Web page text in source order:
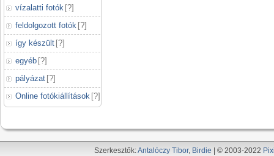
vízalatti fotók [?]
feldolgozott fotók [?]
így készült [?]
egyéb [?]
pályázat [?]
Online fotókiállítások [?]
Szerkesztők:Antalóczy Tibor, Birdie | © 2003-2022